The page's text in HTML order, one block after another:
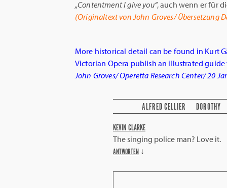
„Contentment I give you“, auch wenn er für
(Originaltext von John Groves/ Übersetzung
More historical detail can be found in Kurt
Victorian Opera publish an illustrated
John Groves/ Operetta Research Center/ 20
ALFRED CELLIER DOROTHY
KEVIN CLARKE
The singing police man? Love it.
ANTWORTEN ↓